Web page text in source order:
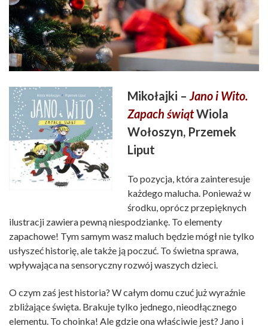
Mikołajki – Jano i Wito.
Zapach świątWiola
Wołoszyn, Przemek
Liput
To pozycja, która zainteresuje
każdego malucha. Ponieważ w
środku, oprócz przepięknych
ilustracji zawiera pewną niespodziankę. To elementy
zapachowe! Tym samym wasz maluch będzie mógł nie tylko
usłyszeć historię, ale także ją poczuć. To świetna sprawa,
wpływająca na sensoryczny rozwój waszych dzieci.
O czym zaś jest historia? W całym domu czuć już wyraźnie
zbliżające święta. Brakuje tylko jednego, nieodłącznego
elementu. To choinka! Ale gdzie ona właściwie jest? Jano i